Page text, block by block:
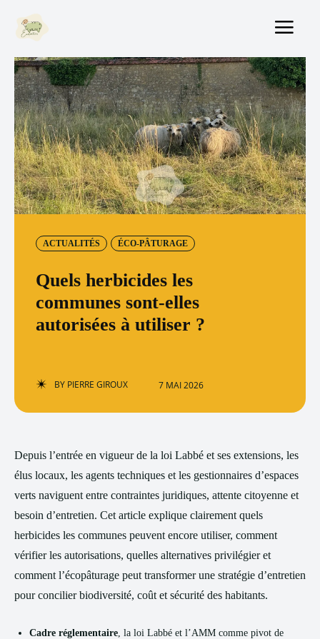
ACTUALITÉS ÉCO-PÂTURAGE
Quels herbicides les
communes sont-elles
autorisées à utiliser ?
BY PIERRE GIROUX 7 MAI 2026
Depuis l’entrée en vigueur de la loi Labbé et ses extensions, les
élus locaux, les agents techniques et les gestionnaires d’espaces
verts naviguent entre contraintes juridiques, attente citoyenne et
besoin d’entretien. Cet article explique clairement quels
herbicides les communes peuvent encore utiliser, comment
vérifier les autorisations, quelles alternatives privilégier et
comment l’écopâturage peut transformer une stratégie d’entretien
pour concilier biodiversité, coût et sécurité des habitants.
Cadre réglementaire, la loi Labbé et l’AMM comme pivot de